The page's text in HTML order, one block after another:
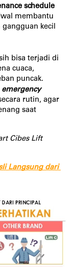
schedule
membantu
kecil
bisa terjadi di
cuaca,
puncak.
emergency
rutin, agar
saat
Cibes Lift
Langsung dari